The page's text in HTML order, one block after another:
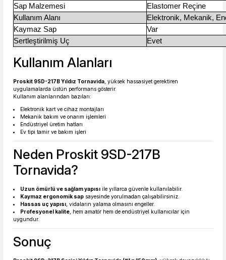
Sap Malzemesi
Elastomer Reçine
Kullanım Alanı
Elektronik, Mekanik,
Kaymaz Sap
Var
Sertleştirilmiş Uç
Evet
Kullanım Alanları
Proskit 9SD-217B Yıldız Tornavida , yüksek hassasiyet gerektiren
uygulamalarda üstün performans gösterir.
Kullanım alanlarından bazıları:
Elektronik kart ve cihaz montajları
Mekanik bakım ve onarım işlemleri
Endüstriyel üretim hatları
Ev tipi tamir ve bakım işleri
Neden Proskit 9SD-217B
Tornavida?
Uzun ömürlü ve sağlam yapısı ile yıllarca güvenle kullanılabilir.
Kaymaz ergonomik sap sayesinde yorulmadan çalışabilirsiniz.
Hassas uç yapısı , vidaların yalama olmasını engeller.
Profesyonel kalite , hem amatör hem de endüstriyel kullanıcılar için
uygundur.
Sonuç